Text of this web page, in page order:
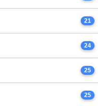
21
24
25
25